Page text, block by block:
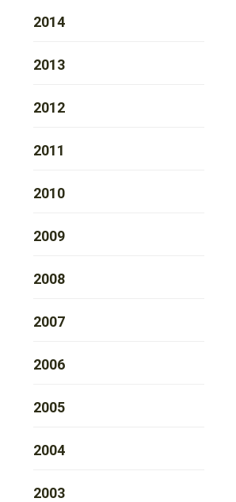
2014
2013
2012
2011
2010
2009
2008
2007
2006
2005
2004
2003